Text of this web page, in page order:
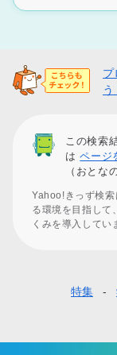
プ
う
この検索
はページ
（おとな
Yahoo!きっず検
る環境を目指して
くみを導入してい
タ
特集